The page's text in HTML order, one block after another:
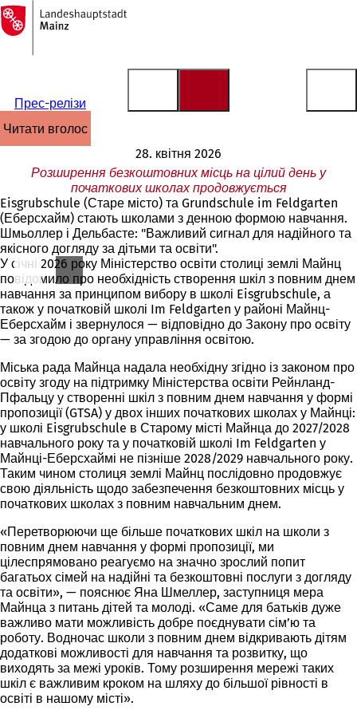
Перейти до змісту
На
головну
сторінку
Прес-релізи
читати вголос
28. квітня 2026
Розширення безкоштовних місць на цілий день у
початкових школах продовжується
Eisgrubschule (Старе місто) та Grundschule im Feldgarten
(Еберсхайм) стають школами з денною формою навчання.
Шмьоллер і Дельбасте: "Важливий сигнал для надійного та
якісного догляду за дітьми та освіти".
У січні 2026 року Міністерство освіти столиці землі Майнц
повідомило про необхідність створення шкіл з повним днем
навчання за принципом вибору в школі Eisgrubschule, а
також у початковій школі Im Feldgarten у районі Майнц-
Еберсхайм і звернулося — відповідно до Закону про освіту
— за згодою до органу управління освітою.
Міська рада Майнца надала необхідну згідно із законом про
освіту згоду на підтримку Міністерства освіти Рейнланд-
Пфальцу у створенні шкіл з повним днем навчання у формі
пропозиції (GTSA) у двох інших початкових школах у Майнці:
у школі Eisgrubschule в Старому місті Майнца до 2027/2028
навчального року та у початковій школі Im Feldgarten у
Майнці-Еберсхаймі не пізніше 2028/2029 навчального року.
Таким чином столиця землі Майнц послідовно продовжує
свою діяльність щодо забезпечення безкоштовних місць у
початкових школах з повним навчальним днем.
«Перетворюючи ще більше початкових шкіл на школи з
повним днем навчання у формі пропозиції, ми
цілеспрямовано реагуємо на значно зрослий попит
багатьох сімей на надійні та безкоштовні послуги з догляду
та освіти», — пояснює Яна Шмеллер, заступниця мера
Майнца з питань дітей та молоді. «Саме для батьків дуже
важливо мати можливість добре поєднувати сім’ю та
роботу. Водночас школи з повним днем відкривають дітям
додаткові можливості для навчання та розвитку, що
виходять за межі уроків. Тому розширення мережі таких
шкіл є важливим кроком на шляху до більшої рівності в
освіті в нашому місті».